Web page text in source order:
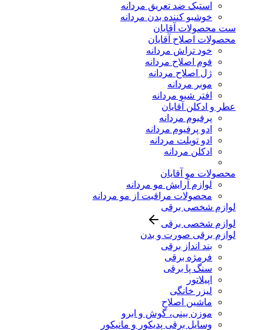
استیک ضد تعریق مردانه
خوشبو کننده بدن مردانه
ست محصولات آقایان
محصولات اصلاح آقایان
خود تراش مردانه
فوم اصلاح مردانه
ژل اصلاح مردانه
موبر مردانه
افتر شیو مردانه
عطر و ادکلن آقایان
پرفیوم مردانه
ادو پرفیوم مردانه
ادو تویلت مردانه
ادکلن مردانه
محصولات مو آقایان
لوازم آرایش مو مردانه
محصولات مراقبت از مو مردانه
لوازم شخصی برقی
لوازم شخصی برقی
لوازم برقی صورت و بدن
بند انداز برقی
فرمژه برقی
سنگ پا برقی
اپیلاتور
لیزر خانگی
ماشین اصلاح
موزن بینی، گوش و ابرو
وسایل برقی پدیکور و مانیکور